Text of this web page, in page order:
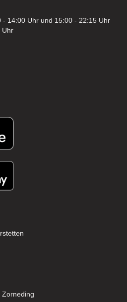
- 14:00 Uhr und 15:00 - 22:15 Uhr
Uhr
Zorneding